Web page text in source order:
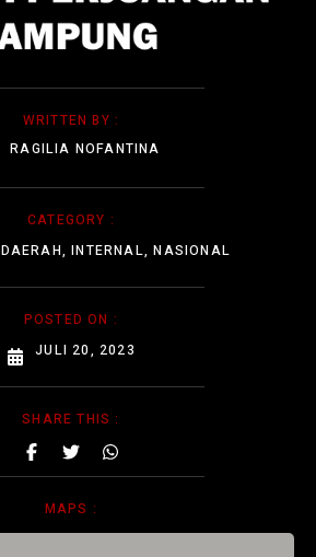
WRITTEN BY :
RAGILIA NOFANTINA
CATEGORY :
DAERAH,INTERNAL,NASIONAL
POSTED ON :
JULI 20, 2023
SHARE THIS :
MAPS :